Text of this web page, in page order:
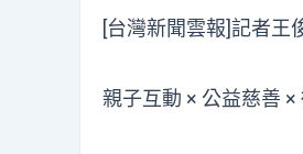
[台灣新聞雲報]記者王
親子互動 × 公益慈善